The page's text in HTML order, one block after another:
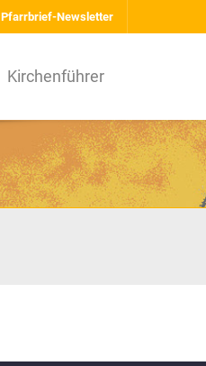
Pfarrbrief-Newsletter
Kirchenführer